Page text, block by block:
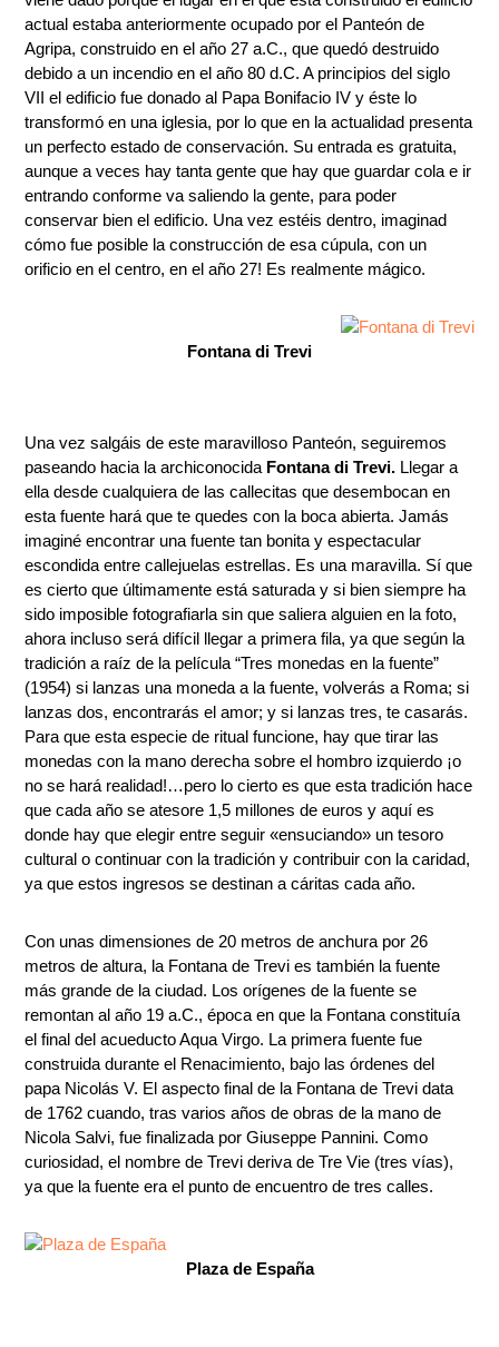
actual estaba anteriormente ocupado por el Panteón de
Agripa, construido en el año 27 a.C., que quedó destruido
debido a un incendio en el año 80 d.C. A principios del siglo
VII el edificio fue donado al Papa Bonifacio IV y éste lo
transformó en una iglesia, por lo que en la actualidad presenta
un perfecto estado de conservación. Su entrada es gratuita,
aunque a veces hay tanta gente que hay que guardar cola e ir
entrando conforme va saliendo la gente, para poder
conservar bien el edificio. Una vez estéis dentro, imaginad
cómo fue posible la construcción de esa cúpula, con un
orificio en el centro, en el año 27! Es realmente mágico.
Fontana di Trevi
Una vez salgáis de este maravilloso Panteón, seguiremos
paseando hacia la archiconocida Fontana di Trevi. Llegar a
ella desde cualquiera de las callecitas que desembocan en
esta fuente hará que te quedes con la boca abierta. Jamás
imaginé encontrar una fuente tan bonita y espectacular
escondida entre callejuelas estrellas. Es una maravilla. Sí que
es cierto que últimamente está saturada y si bien siempre ha
sido imposible fotografiarla sin que saliera alguien en la foto,
ahora incluso será difícil llegar a primera fila, ya que según la
tradición a raíz de la película “Tres monedas en la fuente”
(1954) si lanzas una moneda a la fuente, volverás a Roma; si
lanzas dos, encontrarás el amor; y si lanzas tres, te casarás.
Para que esta especie de ritual funcione, hay que tirar las
monedas con la mano derecha sobre el hombro izquierdo ¡o
no se hará realidad!…pero lo cierto es que esta tradición hace
que cada año se atesore 1,5 millones de euros y aquí es
donde hay que elegir entre seguir «ensuciando» un tesoro
cultural o continuar con la tradición y contribuir con la caridad,
ya que estos ingresos se destinan a cáritas cada año.
Con unas dimensiones de 20 metros de anchura por 26
metros de altura, la Fontana de Trevi es también la fuente
más grande de la ciudad. Los orígenes de la fuente se
remontan al año 19 a.C., época en que la Fontana constituía
el final del acueducto Aqua Virgo. La primera fuente fue
construida durante el Renacimiento, bajo las órdenes del
papa Nicolás V. El aspecto final de la Fontana de Trevi data
de 1762 cuando, tras varios años de obras de la mano de
Nicola Salvi, fue finalizada por Giuseppe Pannini. Como
curiosidad, el nombre de Trevi deriva de Tre Vie (tres vías),
ya que la fuente era el punto de encuentro de tres calles.
Plaza de España